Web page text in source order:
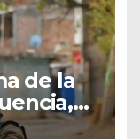
de la